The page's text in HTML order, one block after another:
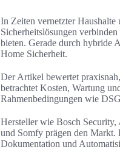
In Zeiten vernetzter
Sicherheitslösungen
bieten. Gerade durch hybride
Home Sicherheit.
Der Artikel bewertet
betrachtet Kosten, Wartung
Rahmenbedingungen wie
Hersteller wie Bosch
und Somfy prägen den Markt.
Dokumentation und